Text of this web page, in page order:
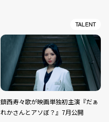
TALENT
鎮西寿々歌が映画単独初主演『だぁ
れかさんとアソぼ？』7月公開